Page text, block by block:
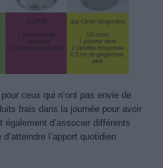
ceux qui n’ont pas envie de
frais dans la journée pour avoir
d’associer différents
l’apport quotidien